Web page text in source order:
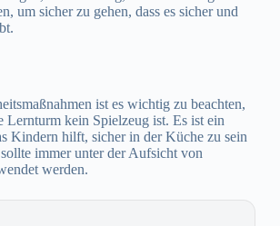
um sicher zu gehen, dass es sicher und
ist es wichtig zu beachten,
Lernturm kein Spielzeug ist. Es ist ein
Kindern hilft, sicher in der Küche zu sein
immer unter der Aufsicht von
werden.